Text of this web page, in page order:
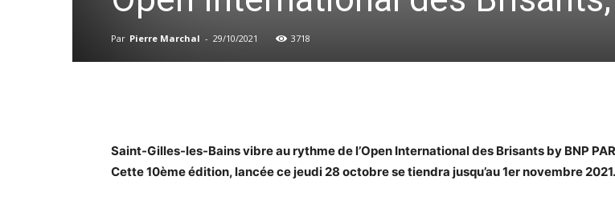
Par Pierre Marchal - 29/10/2021 3718
Saint-Gilles-les-Bains vibre au rythme de l’Open International des Brisants by BNP
Cette 10ème édition, lancée ce jeudi 28 octobre se tiendra jusqu’au 1er novembre 2021.